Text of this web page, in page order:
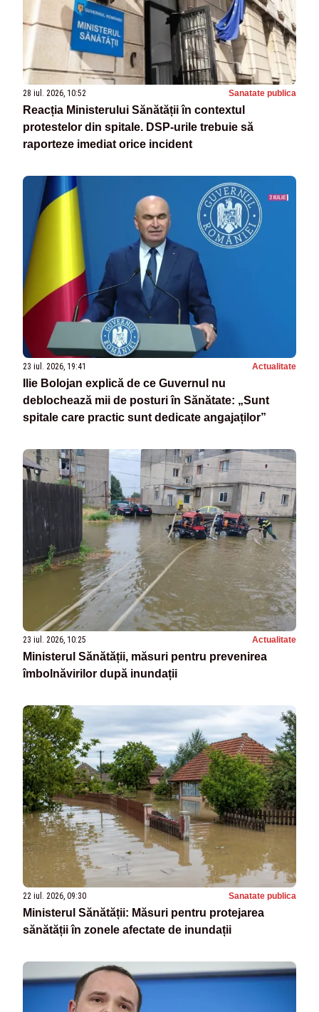
28 iul. 2026, 10:52 Sanatate publica
Reacția Ministerului Sănătății în contextul
protestelor din spitale. DSP-urile trebuie să
raporteze imediat orice incident
23 iul. 2026, 19:41 Actualitate
Ilie Bolojan explică de ce Guvernul nu
deblochează mii de posturi în Sănătate: „Sunt
spitale care practic sunt dedicate angajaților”
23 iul. 2026, 10:25 Actualitate
Ministerul Sănătății, măsuri pentru prevenirea
îmbolnăvirilor după inundații
22 iul. 2026, 09:30 Sanatate publica
Ministerul Sănătății: Măsuri pentru protejarea
sănătății în zonele afectate de inundații